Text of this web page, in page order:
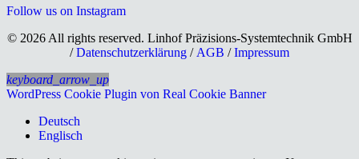
Follow us on Instagram
© 2026 All rights reserved. Linhof Präzisions-Systemtechnik GmbH
/Datenschutzerklärung /AGB /Impressum
keyboard_arrow_up
WordPress Cookie Plugin von Real Cookie Banner
Deutsch
Englisch